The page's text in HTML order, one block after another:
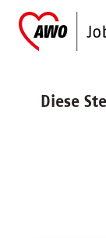
Diese